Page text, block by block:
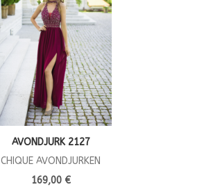
AVONDJURK 2127
CHIQUE AVONDJURKEN
169,00 €